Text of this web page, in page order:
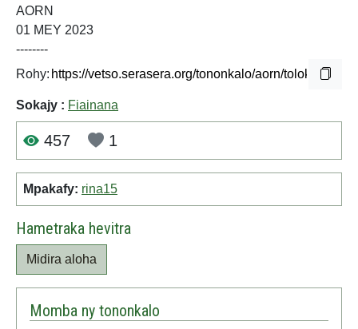
AORN
01 MEY 2023
--------
Rohy:
Sokajy : Fiainana
457 1
Mpakafy: rina15
Hametraka hevitra
Midira aloha
Momba ny tononkalo